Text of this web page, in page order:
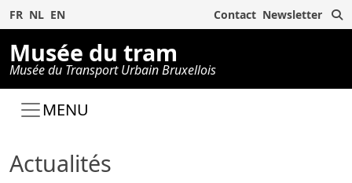
FR NL EN Contact Newsletter
Musée du tram
Musée du Transport Urbain Bruxellois
MENU
Actualités